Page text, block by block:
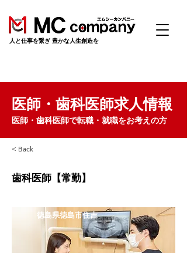
​人と仕事を繋ぎ 豊かな人生創造を
医師・歯科医師求人情報
医師・歯科医師で転職・就職をお考えの方
< Back
歯科医師【常勤】
徳島県徳島市住吉